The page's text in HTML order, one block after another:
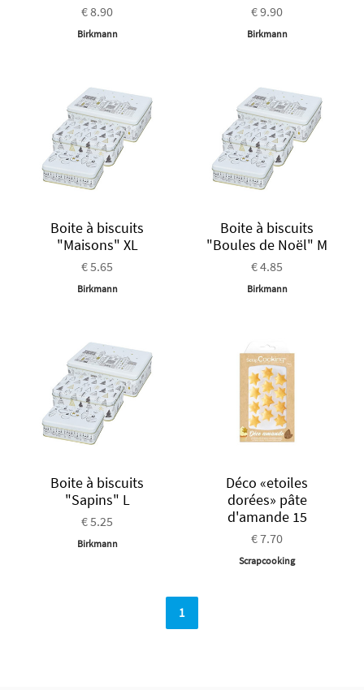
€ 8.90
Birkmann
€ 9.90
Birkmann
Boite à biscuits
"Maisons" XL
€ 5.65
Birkmann
Boite à biscuits
"Boules de Noël" M
€ 4.85
Birkmann
Boite à biscuits
"Sapins" L
€ 5.25
Birkmann
Déco «etoiles
dorées» pâte
d'amande 15
€ 7.70
Scrapcooking
1